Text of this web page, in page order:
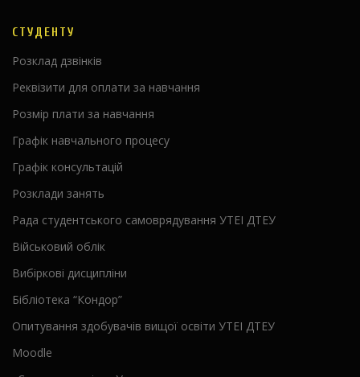
СТУДЕНТУ
Розклад дзвінків
Реквізити для оплати за навчання
Розмір плати за навчання
Графік навчального процесу
Графік консультацій
Розклади занять
Рада студентського самоврядування УТЕІ ДТЕУ
Військовий облік
Вибіркові дисципліни
Бібліотека “Кондор”
Опитування здобувачів вищої освіти УТЕІ ДТЕУ
Moodle